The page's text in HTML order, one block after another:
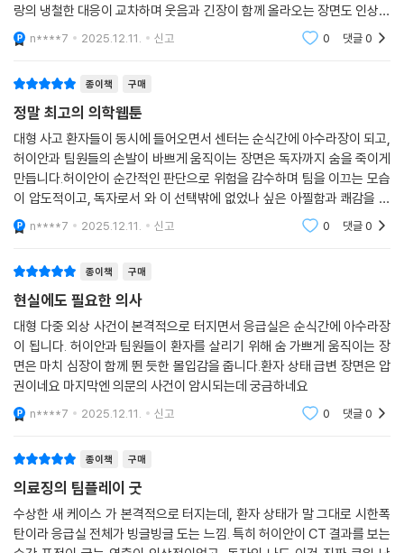
랑의 냉철한 대응이 교차하며 웃음과 긴장이 함께 올라오는 장면도 인상적
입니다.n****7 2025.12.11. 신고 0 댓글0
종이책 구매
정말 최고의 의학웹툰
대형 사고 환자들이 동시에 들어오면서 센터는 순식간에 아수라장이 되고,
허이안과 팀원들의 손발이 바쁘게 움직이는 장면은 독자까지 숨을 죽이게
만듭니다.허이안이 순간적인 판단으로 위험을 감수하며 팀을 이끄는 모습
이 압도적이고, 독자로서 와 이 선택밖에 없었나 싶은 아찔함과 쾌감을 동
시에 느낄 수 있습니다.
n****7 2025.12.11. 신고 0 댓글0
종이책 구매
현실에도 필요한 의사
대형 다중 외상 사건이 본격적으로 터지면서 응급실은 순식간에 아수라장
이 됩니다. 허이안과 팀원들이 환자를 살리기 위해 숨 가쁘게 움직이는 장
면은 마치 심장이 함께 뛴 듯한 몰입감을 줍니다.환자 상태 급변 장면은 압
권이네요 마지막엔 의문의 사건이 암시되는데 궁금하네요
n****7 2025.12.11. 신고 0 댓글0
종이책 구매
의료징의 팀플레이 굿
수상한 새 케이스 가 본격적으로 터지는데, 환자 상태가 말 그대로 시한폭
탄이라 응급실 전체가 빙글빙글 도는 느낌. 특히 허이안이 CT 결과를 보는